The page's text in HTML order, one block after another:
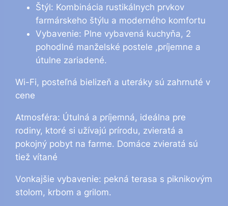
Štýl: Kombinácia rustikálnych prvkov
farmárskeho štýlu a moderného komfortu
Vybavenie: Plne vybavená kuchyňa, 2
pohodlné manželské postele ,príjemne a
útulne zariadené.
Wi-Fi, posteľná bielizeň a uteráky sú zahrnuté v
cene
Atmosféra: Útulná a príjemná, ideálna pre
rodiny, ktoré si užívajú prírodu, zvieratá a
pokojný pobyt na farme. Domáce zvieratá sú
tiež vítané
Vonkajšie vybavenie: pekná terasa s piknikovým
stolom, krbom a grilom.